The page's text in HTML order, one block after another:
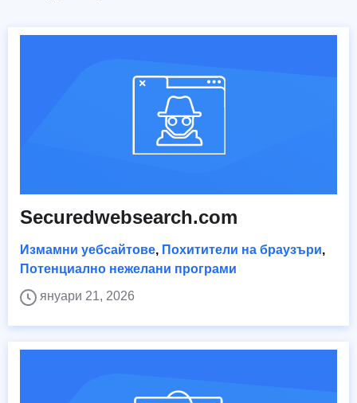
Securedwebsearch.com
Измамни уебсайтове, Похитители на браузъри,
Потенциално нежелани програми
януари 21, 2026